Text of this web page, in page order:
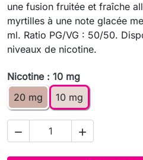
une fusion fruitée et fraîche
myrtilles à une note glacée
ml. Ratio PG/VG : 50/50.
niveaux de nicotine.
Nicotine : 10 mg
20 mg
10 mg
 